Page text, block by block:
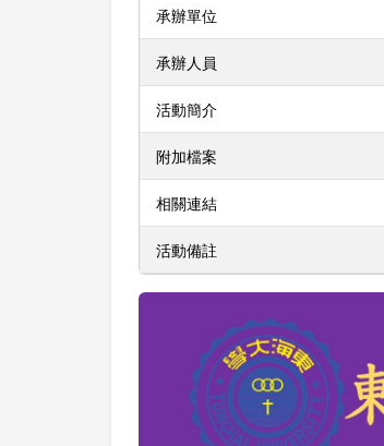
承辦單位
承辦人員
活動簡介
附加檔案
相關連結
活動備註